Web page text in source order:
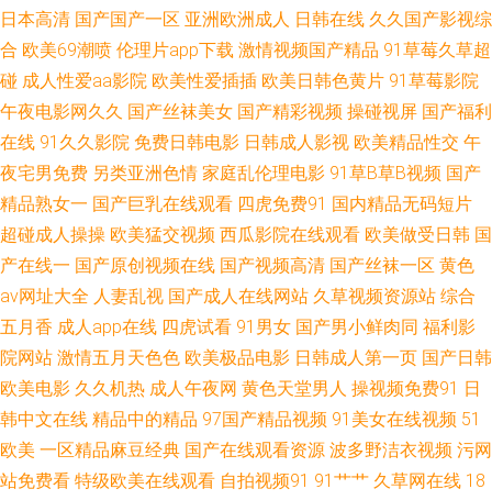
合艹屄片 91麻豆传媒入口网站 91永久免费看 97夫妻超碰 av福利免费 www
干老女人com 丰满少妇一区二区 国内一久久 久久福利欧美性 老司机电影院
欧美日韩内射视频 色悠悠中文视频 亚洲日韩一二区 宅男看片网站 91国产亚
洲视频 91秦先生在线在线 91自视频导航 AVV黄 岛国激情一区 国产精品成人
久久 91先生无码 99视频免费播放 草久久一区 国产黑丝自慰免费观看 户外露
出 久久小视频 欧美123首页 涩情av 伊人9988 自拍成人在线一区 91玖玖 97
国产在线播放 深夜小视频 九九欧美经典视频 91情网 91永久免费网站 www
喷水 囯产精品久久99 国产精品熟妇一区二区 激情婷婷激情 久草福利网 麻豆
日本高清 国产国产一区 亚洲欧洲成人 日韩在线 久久国产影视综
合 欧美69潮喷 伦理片app下载 激情视频国产精品 91草莓久草超
碰 成人性爱aa影院 欧美性爱插插 欧美日韩色黄片 91草莓影院
午夜电影网久久 国产丝袜美女 国产精彩视频 操碰视屏 国产福利
在线 91久久影院 免费日韩电影 日韩成人影视 欧美精品性交 午
夜宅男免费 另类亚洲色情 家庭乱伦理电影 91草B草B视频 国产
精品熟女一 国产巨乳在线观看 四虎免费91 国内精品无码短片
超碰成人操操 欧美猛交视频 西瓜影院在线观看 欧美做受日韩 国
产在线一 国产原创视频在线 国产视频高清 国产丝袜一区 黄色
av网址大全 人妻乱视 国产成人在线网站 久草视频资源站 综合
五月香 成人app在线 四虎试看 91男女 国产男小鲜肉同 福利影
院网站 激情五月天色色 欧美极品电影 日韩成人第一页 国产日韩
欧美电影 久久机热 成人午夜网 黄色天堂男人 操视频免费91 日
韩中文在线 精品中的精品 97国产精品视频 91美女在线视频 51
欧美 一区精品麻豆经典 国产在线观看资源 波多野洁衣视频 污网
站免费看 特级欧美在线观看 自拍视频91 91艹艹 久草网在线 18